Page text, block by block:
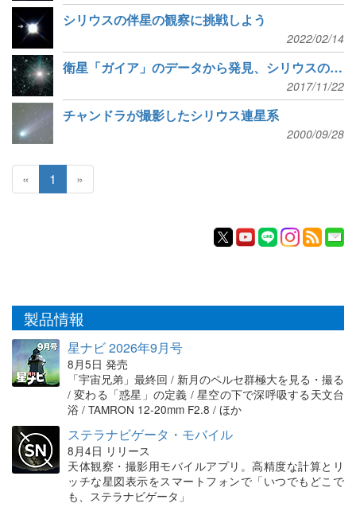
シリウスの伴星の観察に挑戦しよう
2022/02/14
衛星「ガイア」のデータから発見、シリウスの隣の新星団
2017/11/22
チャンドラが撮影したシリウス連星系
2000/09/28
« 1 »
製品情報
星ナビ 2026年9月号
8月5日 発売
「宇宙兄弟」最終回 / 新月のペルセ群極大を見る・撮る
/ 変わる「惑星」の定義 / 星空の下で深呼吸する天文台
浴 / TAMRON 12-20mm F2.8 / ほか
ステラナビゲータ・モバイル
8月4日 リリース
天体観察・撮影用モバイルアプリ。高精度な計算とリ
ッチな星図表示をスマートフォンで「いつでもどこで
も、ステラナビゲータ」